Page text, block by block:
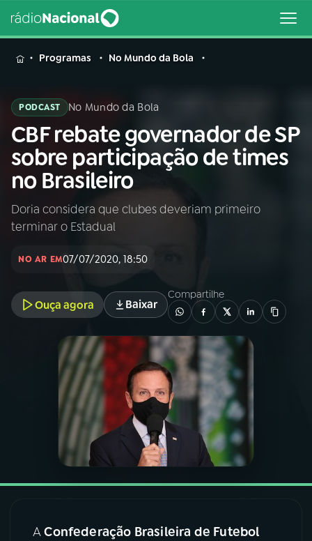
MENU
Buscar
na
Rádio
Nacional
Buscar
AO VIVO
INÍCIO
A RÁDIO
PROGRAMAÇÃO
PROGRAMAS
PODCASTS
06VIDEOCASTS
07ÚLTIMAS
Programas No Mundo da Bola
PODCAST No Mundo da Bola
CBF rebate governador de SP
sobre participação de times
no Brasileiro
Doria considera que clubes deveriam primeiro
terminar o Estadual
NO AR EM07/07/2020, 18:50
Ouça agora Baixar
Compartilhe
AConfederação Brasileira de Futebol